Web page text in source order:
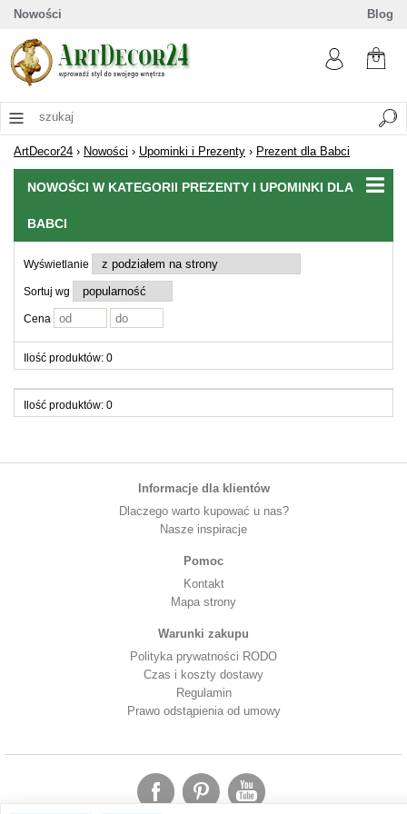
Nowości Blog
ArtDecor24 › Nowości › Upominki i Prezenty › Prezent dla Babci
NOWOŚCI W KATEGORII PREZENTY I UPOMINKI DLA
BABCI
Wyświetlanie
Sortuj wg
Cena
Ilość produktów: 0
Ilość produktów: 0
Informacje dla klientów
Dlaczego warto kupować u nas?
Nasze inspiracje
Pomoc
Kontakt
Mapa strony
Warunki zakupu
Polityka prywatności RODO
Czas i koszty dostawy
Regulamin
Prawo odstąpienia od umowy